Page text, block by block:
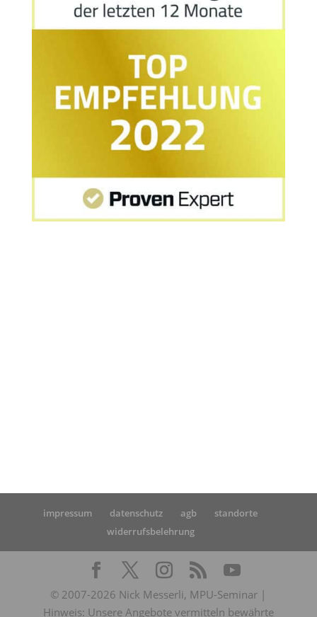
impressum datenschutz agb
standorte
widerrufsbelehrung
© 2007-2026 Nick Messerli, MPU-Seminar |
Hinweis: Unsere Angebote vermitteln bewährte